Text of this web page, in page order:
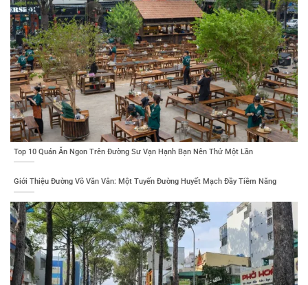
Top 10 Quán Ăn Ngon Trên Đường Sư Vạn Hạnh Bạn Nên Thử Một Lần
Giới Thiệu Đường Võ Văn Vân: Một Tuyến Đường Huyết Mạch Đầy Tiềm Năng